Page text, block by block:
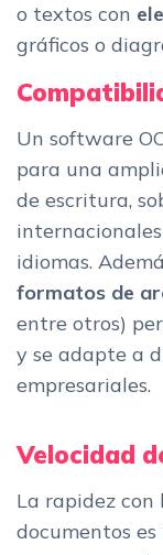
o textos con
gráficos o
Un software
para una
de escritura,
idiomas.
formatos de
entre otros)
y se adapte a
empresariales.
Velocidad
La rapidez con
documentos